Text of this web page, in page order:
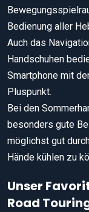
Bedienung aller
Auch das
Handschuhen
Smartphone mit
Pluspunkt.
Bei den
besonders gute
möglichst gut
Hände kühlen zu
Unser
Road